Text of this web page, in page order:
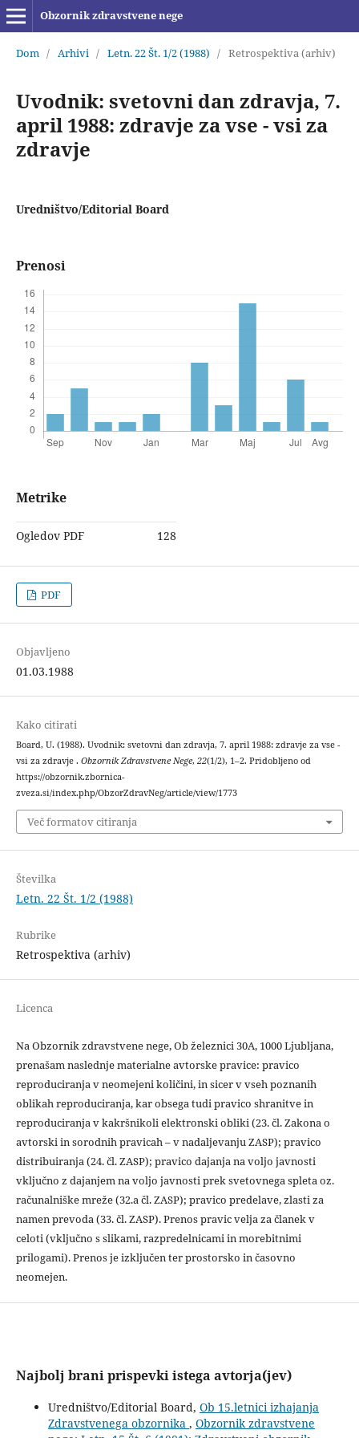
Obzornik zdravstvene nege
Dom / Arhivi / Letn. 22 Št. 1/2 (1988) / Retrospektiva (arhiv)
Uvodnik: svetovni dan zdravja, 7.
april 1988: zdravje za vse - vsi za
zdravje
Uredništvo/Editorial Board
Prenosi
Metrike
Ogledov PDF 128
PDF
Objavljeno
01.03.1988
Kako citirati
Board, U. (1988). Uvodnik: svetovni dan zdravja, 7. april 1988: zdravje za vse -
vsi za zdravje . Obzornik Zdravstvene Nege, 22(1/2), 1–2. Pridobljeno od
https://obzornik.zbornica-
zveza.si/index.php/ObzorZdravNeg/article/view/1773
Več formatov citiranja
Številka
Letn. 22 Št. 1/2 (1988)
Rubrike
Retrospektiva (arhiv)
Licenca
Na Obzornik zdravstvene nege, Ob železnici 30A, 1000 Ljubljana,
prenašam naslednje materialne avtorske pravice: pravico
reproduciranja v neomejeni količini, in sicer v vseh poznanih
oblikah reproduciranja, kar obsega tudi pravico shranitve in
reproduciranja v kakršnikoli elektronski obliki (23. čl. Zakona o
avtorski in sorodnih pravicah – v nadaljevanju ZASP); pravico
distribuiranja (24. čl. ZASP); pravico dajanja na voljo javnosti
vključno z dajanjem na voljo javnosti prek svetovnega spleta oz.
računalniške mreže (32.a čl. ZASP); pravico predelave, zlasti za
namen prevoda (33. čl. ZASP). Prenos pravic velja za članek v
celoti (vključno s slikami, razpredelnicami in morebitnimi
prilogami). Prenos je izključen ter prostorsko in časovno
neomejen.
Najbolj brani prispevki istega avtorja(jev)
Uredništvo/Editorial Board, Ob 15.letnici izhajanja
Zdravstvenega obzornika , Obzornik zdravstvene